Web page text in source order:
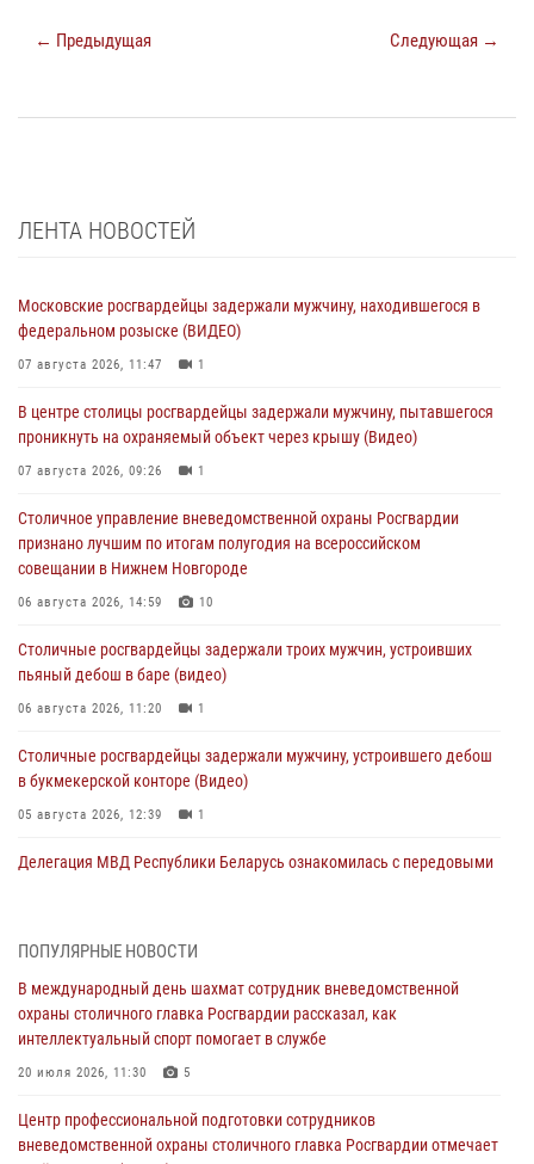
← Предыдущая Следующая →
ЛЕНТА НОВОСТЕЙ
Московские росгвардейцы задержали мужчину, находившегося в
федеральном розыске (ВИДЕО)
07 августа 2026, 11:47 1
В центре столицы росгвардейцы задержали мужчину, пытавшегося
проникнуть на охраняемый объект через крышу (Видео)
07 августа 2026, 09:26 1
Столичное управление вневедомственной охраны Росгвардии
признано лучшим по итогам полугодия на всероссийском
совещании в Нижнем Новгороде
06 августа 2026, 14:59 10
Столичные росгвардейцы задержали троих мужчин, устроивших
пьяный дебош в баре (видео)
06 августа 2026, 11:20 1
Столичные росгвардейцы задержали мужчину, устроившего дебош
в букмекерской конторе (Видео)
05 августа 2026, 12:39 1
Делегация МВД Республики Беларусь ознакомилась с передовыми
управления Росгвардии по городу Москве заняли первое место в
чемпионате столичного главка ведомства по самбо и боевому
самбо (ВИДЕО)
04 августа 2026, 14:00
В Москве росгвардейцы задержали подозреваемого в нападении
на охранника торгового центра (видео)
ПОПУЛЯРНЫЕ НОВОСТИ
В международный день шахмат сотрудник вневедомственной
охраны столичного главка Росгвардии рассказал, как
интеллектуальный спорт помогает в службе
20 июля 2026, 11:30 5
Центр профессиональной подготовки сотрудников
вневедомственной охраны столичного главка Росгвардии отмечает